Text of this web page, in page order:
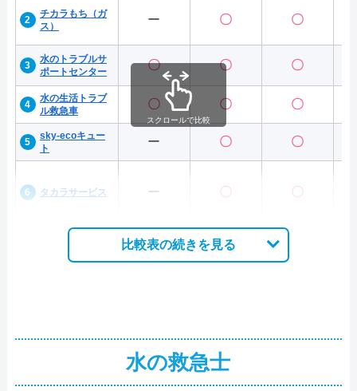
チカラもち（ガ
ス）
ー 〇 〇
水のトラブルサ
ポートセンター
〇 〇 〇
水の生活トラブ
ル救急車
〇 〇 〇
sky-ecoキュー
ト
ー 〇 〇
タカラサービス ー 〇 〇
スクロールで比較
比較表の続きを見る
水の救急士